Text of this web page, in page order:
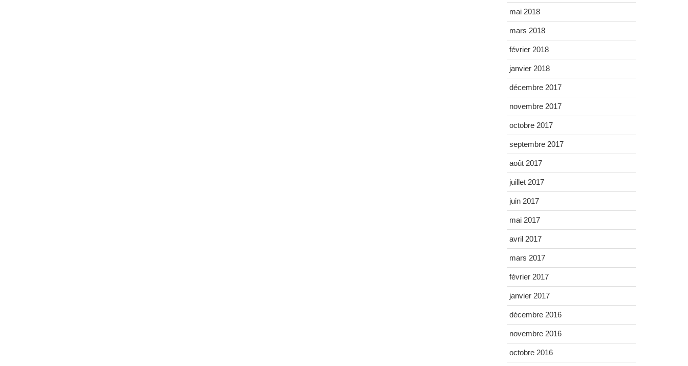
mai 2018
mars 2018
février 2018
janvier 2018
décembre 2017
novembre 2017
octobre 2017
septembre 2017
août 2017
juillet 2017
juin 2017
mai 2017
avril 2017
mars 2017
février 2017
janvier 2017
décembre 2016
novembre 2016
octobre 2016